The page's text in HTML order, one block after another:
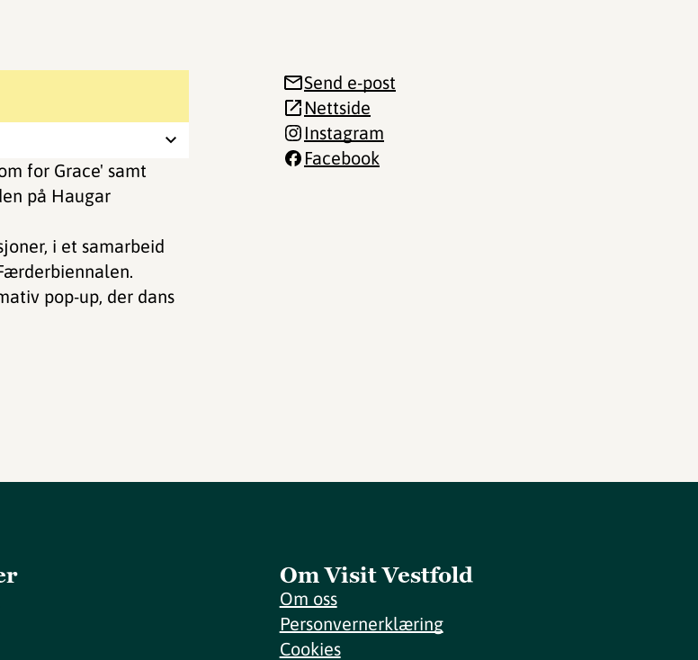
for Grace' samt
på Haugar
i et samarbeid
pop-up, der dans
Send e-post
Nettside
Instagram
Facebook
Om Visit Vestfold
Om oss
Personvernerklæring
Cookies